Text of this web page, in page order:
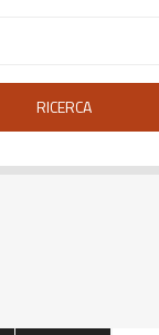
RICERCA